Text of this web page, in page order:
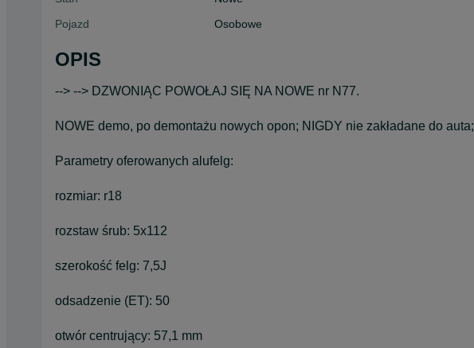
Pojazd
Osobowe
OPIS
--> --> DZWONIĄC POWOŁAJ SIĘ NA NOWE nr N77.
NOWE demo, po demontażu nowych opon; NIGDY nie zakładane do auta;
Parametry oferowanych alufelg:
rozmiar: r18
rozstaw śrub: 5x112
szerokość felg: 7,5J
odsadzenie (ET): 50
otwór centrujący: 57,1 mm